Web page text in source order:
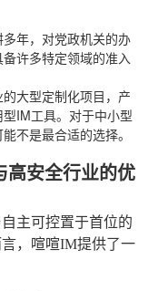
年，对党政机关的办
许多特定领域的准入
大型定制化项目，产
IM工具。对于中小型
不是最合适的选择。
安全行业的优
主可控置于首位的
，喧喧IM提供了一